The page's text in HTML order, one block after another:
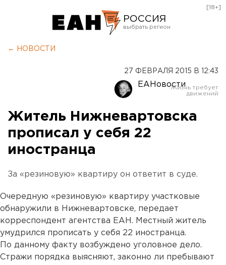
РОССИЯ
Оренбург
[18+]
← НОВОСТИ
27 ФЕВРАЛЯ 2015 В 12:43
ЕАНовости
Житель Нижневартовска
прописал у себя 22
иностранца
За «резиновую» квартиру он ответит в суде.
Очередную «резиновую» квартиру участковые
обнаружили в Нижневартовске, передает
корреспондент агентства ЕАН. Местный житель
умудрился прописать у себя 22 иностранца.
По данному факту возбуждено уголовное дело.
Стражи порядка выясняют, законно ли пребывают